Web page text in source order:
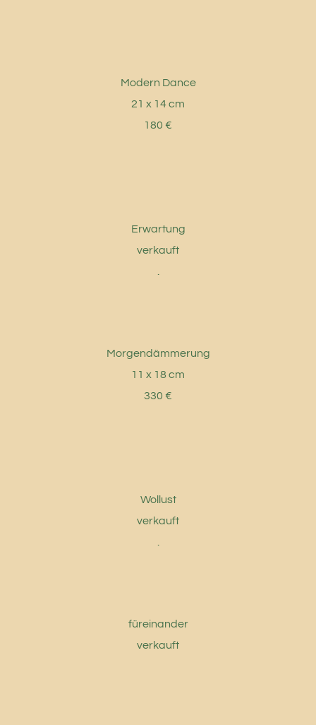
Modern Dance
21 x 14 cm
180 €
Erwartung
verkauft
Morgendämmerung
11 x 18 cm
330 €
Wollust
verkauft
füreinander
verkauft